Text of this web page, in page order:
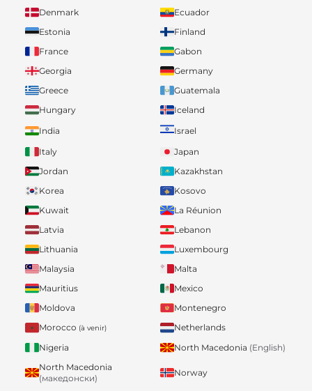
Denmark
Ecuador
Estonia
Finland
France
Gabon
Georgia
Germany
Greece
Guatemala
Hungary
Iceland
India
Israel
Italy
Japan
Jordan
Kazakhstan
Korea
Kosovo
Kuwait
La Réunion
Latvia
Lebanon
Lithuania
Luxembourg
Malaysia
Malta
Mauritius
Mexico
Moldova
Montenegro
Morocco (à venir)
Netherlands
Nigeria
North Macedonia (English)
North Macedonia
(македонски)
Norway